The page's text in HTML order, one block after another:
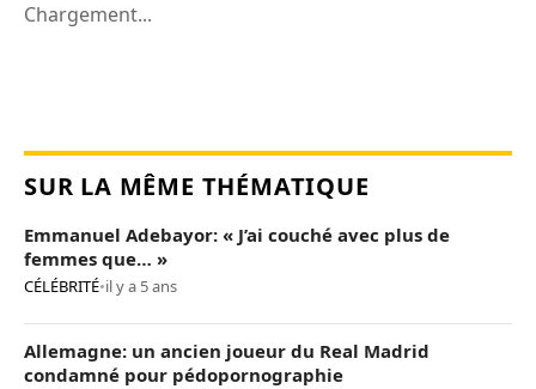
Chargement...
SUR LA MÊME THÉMATIQUE
Emmanuel Adebayor: « J’ai couché avec plus de
femmes que… »
CÉLÉBRITÉ•il y a 5 ans
Allemagne: un ancien joueur du Real Madrid
condamné pour pédopornographie